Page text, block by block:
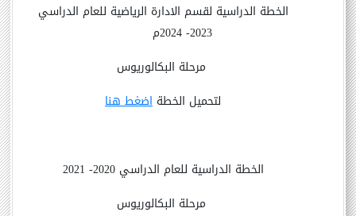
الخطة الدراسية لقسم الادارة الرياضية للعام الدراسي
2023- 2024م
مرحلة البكالوريوس
لتحميل الخطة اضغط هنا
الخطة الدراسية للعام الدراسي 2020- 2021
مرحلة البكالوريوس